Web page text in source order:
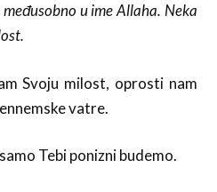
u ime Allaha. Neka
Svoju milost, oprosti nam
vatre.
Tebi ponizni budemo.